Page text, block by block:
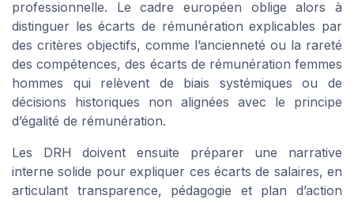
professionnelle. Le cadre européen oblige alors à
distinguer les écarts de rémunération explicables par
des critères objectifs, comme l’ancienneté ou la rareté
des compétences, des écarts de rémunération femmes
hommes qui relèvent de biais systémiques ou de
décisions historiques non alignées avec le principe
d’égalité de rémunération.
Les DRH doivent ensuite préparer une narrative
interne solide pour expliquer ces écarts de salaires, en
articulant transparence, pédagogie et plan d’action